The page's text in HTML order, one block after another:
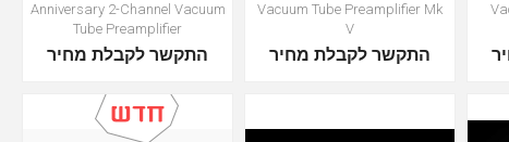
Vacuum Tube Preamplifier Mk
V
התקשר לקבלת מחיר
Anniversary 2-Channel Vacuum
Tube Preamplifier
התקשר לקבלת מחיר